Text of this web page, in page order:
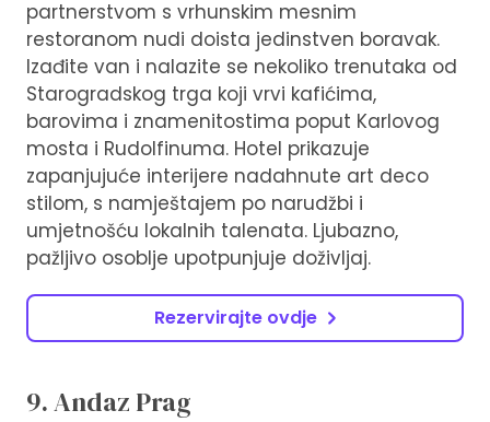
partnerstvom s vrhunskim mesnim
restoranom nudi doista jedinstven boravak.
Izađite van i nalazite se nekoliko trenutaka od
Starogradskog trga koji vrvi kafićima,
barovima i znamenitostima poput Karlovog
mosta i Rudolfinuma. Hotel prikazuje
zapanjujuće interijere nadahnute art deco
stilom, s namještajem po narudžbi i
umjetnošću lokalnih talenata. Ljubazno,
pažljivo osoblje upotpunjuje doživljaj.
Rezervirajte ovdje
9. Andaz Prag